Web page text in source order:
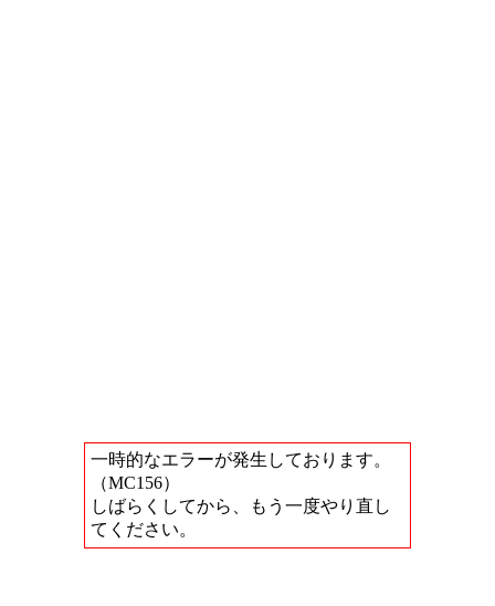
一時的なエラーが発生しております。
（MC156）
しばらくしてから、もう一度やり直し
てください。